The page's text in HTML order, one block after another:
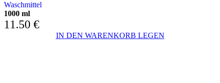
Waschmittel
1000 ml
11.50 €
IN DEN WARENKORB LEGEN